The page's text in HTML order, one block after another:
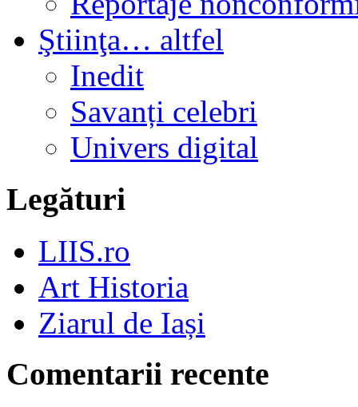
Ştiinţa… altfel
Inedit
Savanți celebri
Univers digital
Legături
LIIS.ro
Art Historia
Ziarul de Iași
Comentarii recente